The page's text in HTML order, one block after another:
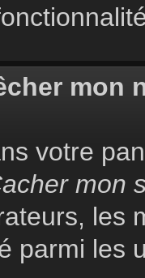
mon
votre
mon
les
parmi les